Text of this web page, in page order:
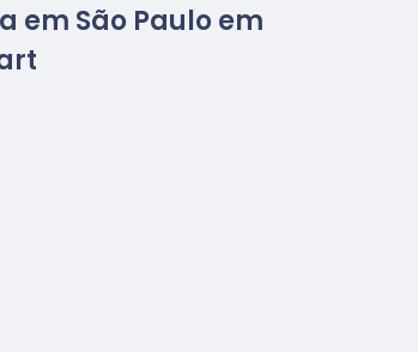
em São Paulo em